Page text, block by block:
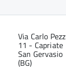
Via Carlo
11 - Capriate
San Gervasio
(BG)